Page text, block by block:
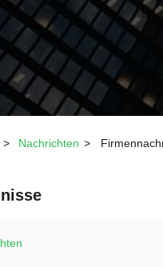
> Nachrichten >